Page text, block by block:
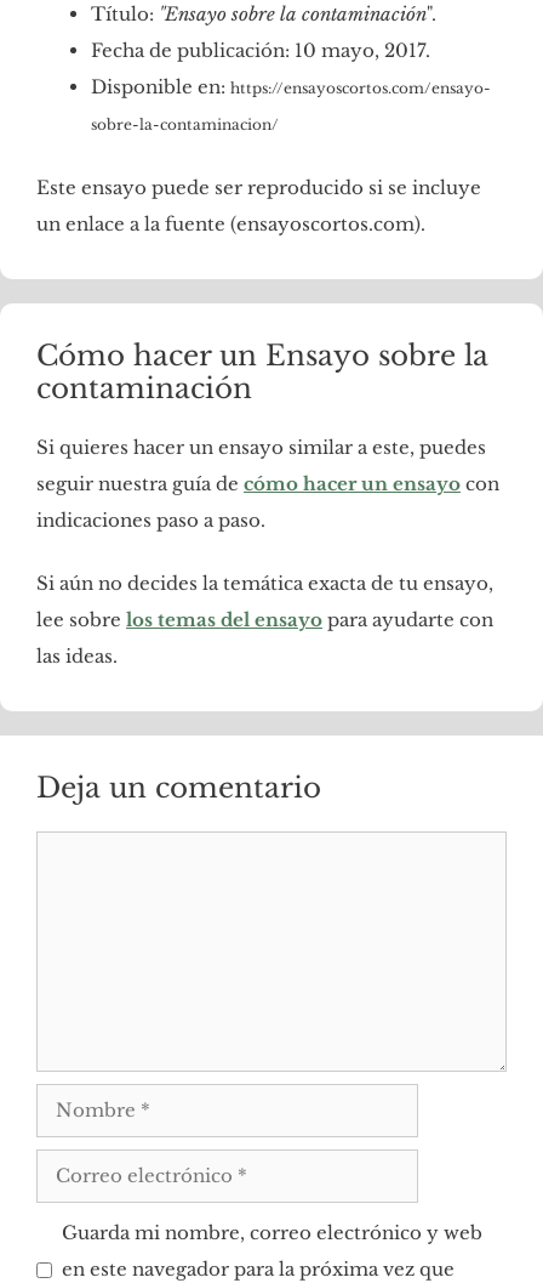
Título: "Ensayo sobre la contaminación".
Fecha de publicación: 10 mayo, 2017.
Disponible en: https://ensayoscortos.com/ensayo-
sobre-la-contaminacion/
Este ensayo puede ser reproducido si se incluye
un enlace a la fuente (ensayoscortos.com).
Cómo hacer un Ensayo sobre la
contaminación
Si quieres hacer un ensayo similar a este, puedes
seguir nuestra guía de cómo hacer un ensayo con
indicaciones paso a paso.
Si aún no decides la temática exacta de tu ensayo,
lee sobre los temas del ensayo para ayudarte con
las ideas.
Deja un comentario
Nombre
Correo
electrónico
Guarda mi nombre, correo electrónico y web
en este navegador para la próxima vez que